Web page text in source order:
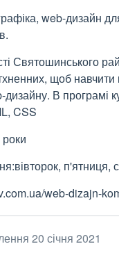
web-дизайн
Святошинського
щоб навчити
дизайну. В програмі
CSS
п'ятниця,
web-dizajn-
20 січня 2021